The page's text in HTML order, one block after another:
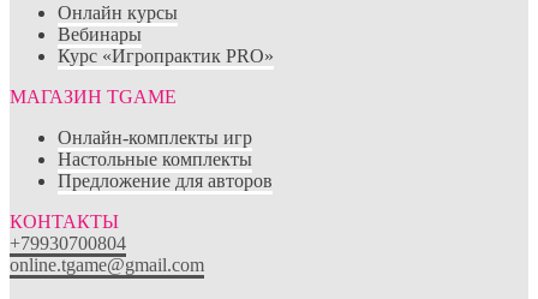
Онлайн курсы
Вебинары
Курс «Игропрактик PRO»
МАГАЗИН TGAME
Онлайн-комплекты игр
Настольные комплекты
Предложение для авторов
КОНТАКТЫ
+79930700804
online.tgame@gmail.com